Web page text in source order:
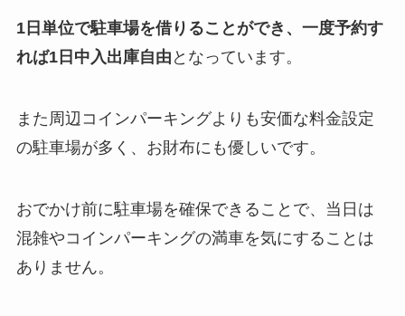
1日単位で駐車場を借りることができ、一度予約す
れば1日中入出庫自由 となっています。
また周辺コインパーキングよりも安価な料金設定
の駐車場が多く、お財布にも優しいです。
おでかけ前に駐車場を確保できることで、当日は
混雑やコインパーキングの満車を気にすることは
ありません。